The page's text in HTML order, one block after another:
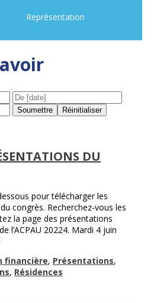
Représentation
DU
pour télécharger les
congrès. Recherchez-vous les
la page des présentations
l’ACPAU 20224. Mardi 4 juin
financière, Présentations,
, Résidences